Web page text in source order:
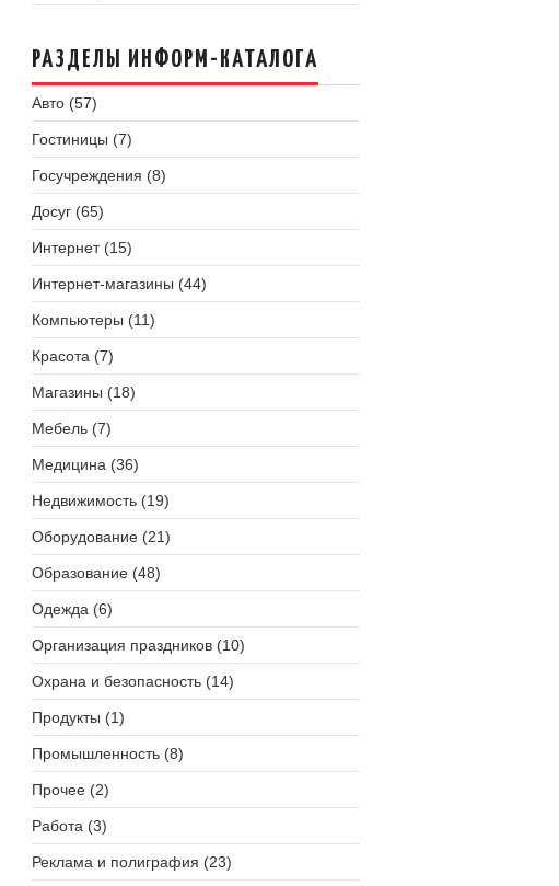
РАЗДЕЛЫ ИНФОРМ-КАТАЛОГА
Авто (57)
Гостиницы (7)
Госучреждения (8)
Досуг (65)
Интернет (15)
Интернет-магазины (44)
Компьютеры (11)
Красота (7)
Магазины (18)
Мебель (7)
Медицина (36)
Недвижимость (19)
Оборудование (21)
Образование (48)
Одежда (6)
Организация праздников (10)
Охрана и безопасность (14)
Продукты (1)
Промышленность (8)
Прочее (2)
Работа (3)
Реклама и полиграфия (23)